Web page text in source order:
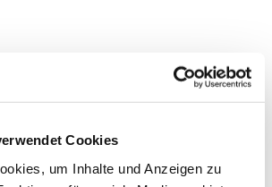
Cookies
um Inhalte und Anzeigen zu
könnte Sie auch